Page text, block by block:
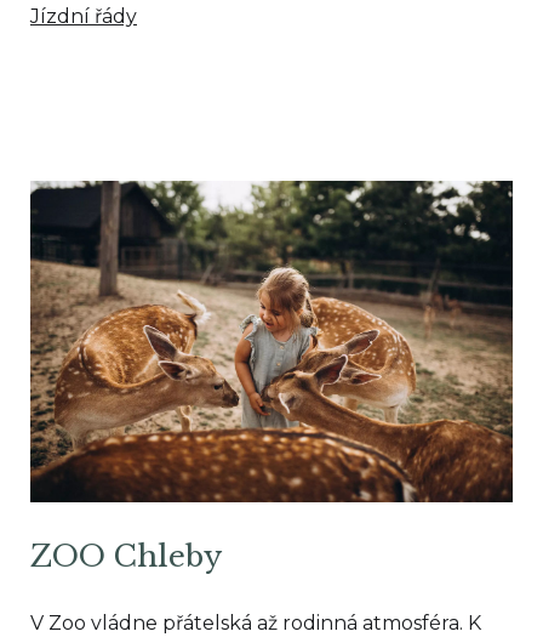
Jízdní řády
ZOO Chleby
V Zoo vládne přátelská až rodinná atmosféra. K